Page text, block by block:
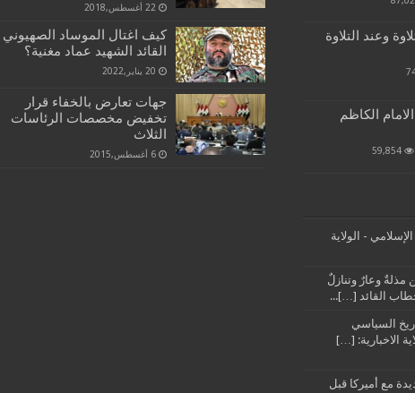
وعند التلاوة
الكاظم
59,854
- الولاية
وعارٌ وتنازلٌ
القائد […]...
السياسي
الاخبارية: […]
مع أميركا قبل
22 أغسطس,2018
كيف اغتال الموساد الصهيوني
القائد الشهيد عماد مغنية؟
20 يناير,2022
جهات تعارض بالخفاء قرار
تخفيض مخصصات الرئاسات
الثلاث
6 أغسطس,2015